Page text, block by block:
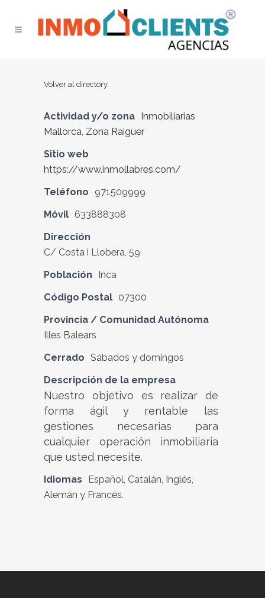
Volver al directory
Actividad y/o zona Inmobiliarias
Mallorca, Zona Raiguer
Sitio web
https://www.inmollabres.com/
Teléfono
971509999
Móvil 633888308
Dirección
C/ Costa i Llobera, 59
Población
Inca
Código Postal 07300
Provincia / Comunidad Autónoma
Illes Balears
Cerrado Sábados y domingos
Descripción de la empresa
Nuestro objetivo es realizar de
forma ágil y rentable las
gestiones necesarias para
cualquier operación inmobiliaria
que usted necesite.
Idiomas
Español, Catalán, Inglés,
Alemán y Francés.